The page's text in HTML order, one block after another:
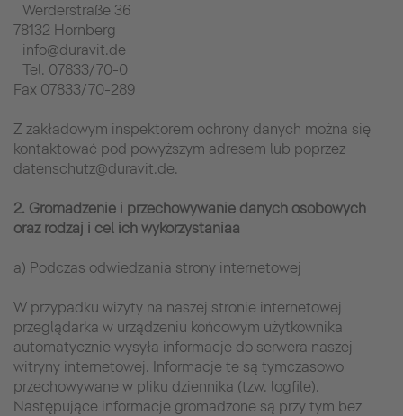
Werderstraße 36
78132 Hornberg
info@duravit.de
Tel. 07833/70-0
Fax 07833/70-289
Z zakładowym inspektorem ochrony danych można się
kontaktować pod powyższym adresem lub poprzez
datenschutz@duravit.de.
2. Gromadzenie i przechowywanie danych osobowych
oraz rodzaj i cel ich wykorzystaniaa
a) Podczas odwiedzania strony internetowej
W przypadku wizyty na naszej stronie internetowej
przeglądarka w urządzeniu końcowym użytkownika
automatycznie wysyła informacje do serwera naszej
witryny internetowej. Informacje te są tymczasowo
przechowywane w pliku dziennika (tzw. logfile).
Następujące informacje gromadzone są przy tym bez